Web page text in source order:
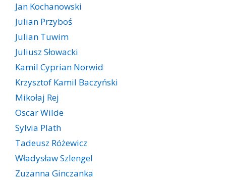
Jan Kochanowski
Julian Przyboś
Julian Tuwim
Juliusz Słowacki
Kamil Cyprian Norwid
Krzysztof Kamil Baczyński
Mikołaj Rej
Oscar Wilde
Sylvia Plath
Tadeusz Różewicz
Władysław Szlengel
Zuzanna Ginczanka